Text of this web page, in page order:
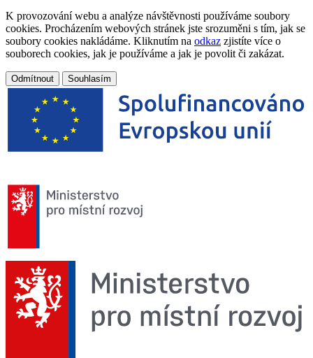
K provozování webu a analýze návštěvnosti používáme soubory
cookies. Procházením webových stránek jste srozuměni s tím, jak se
soubory cookies nakládáme. Kliknutím na odkaz zjistíte více o
souborech cookies, jak je používáme a jak je povolit či zakázat.
Odmítnout Souhlasím